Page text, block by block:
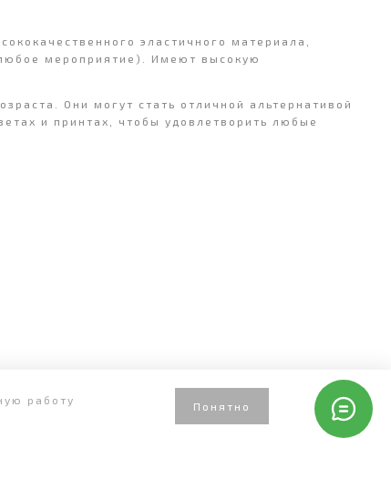
эластичного материала,
мероприятие). Имеют высокую
Они могут стать отличной альтернативой
и принтах, чтобы удовлетворить любые
работу
Понятно